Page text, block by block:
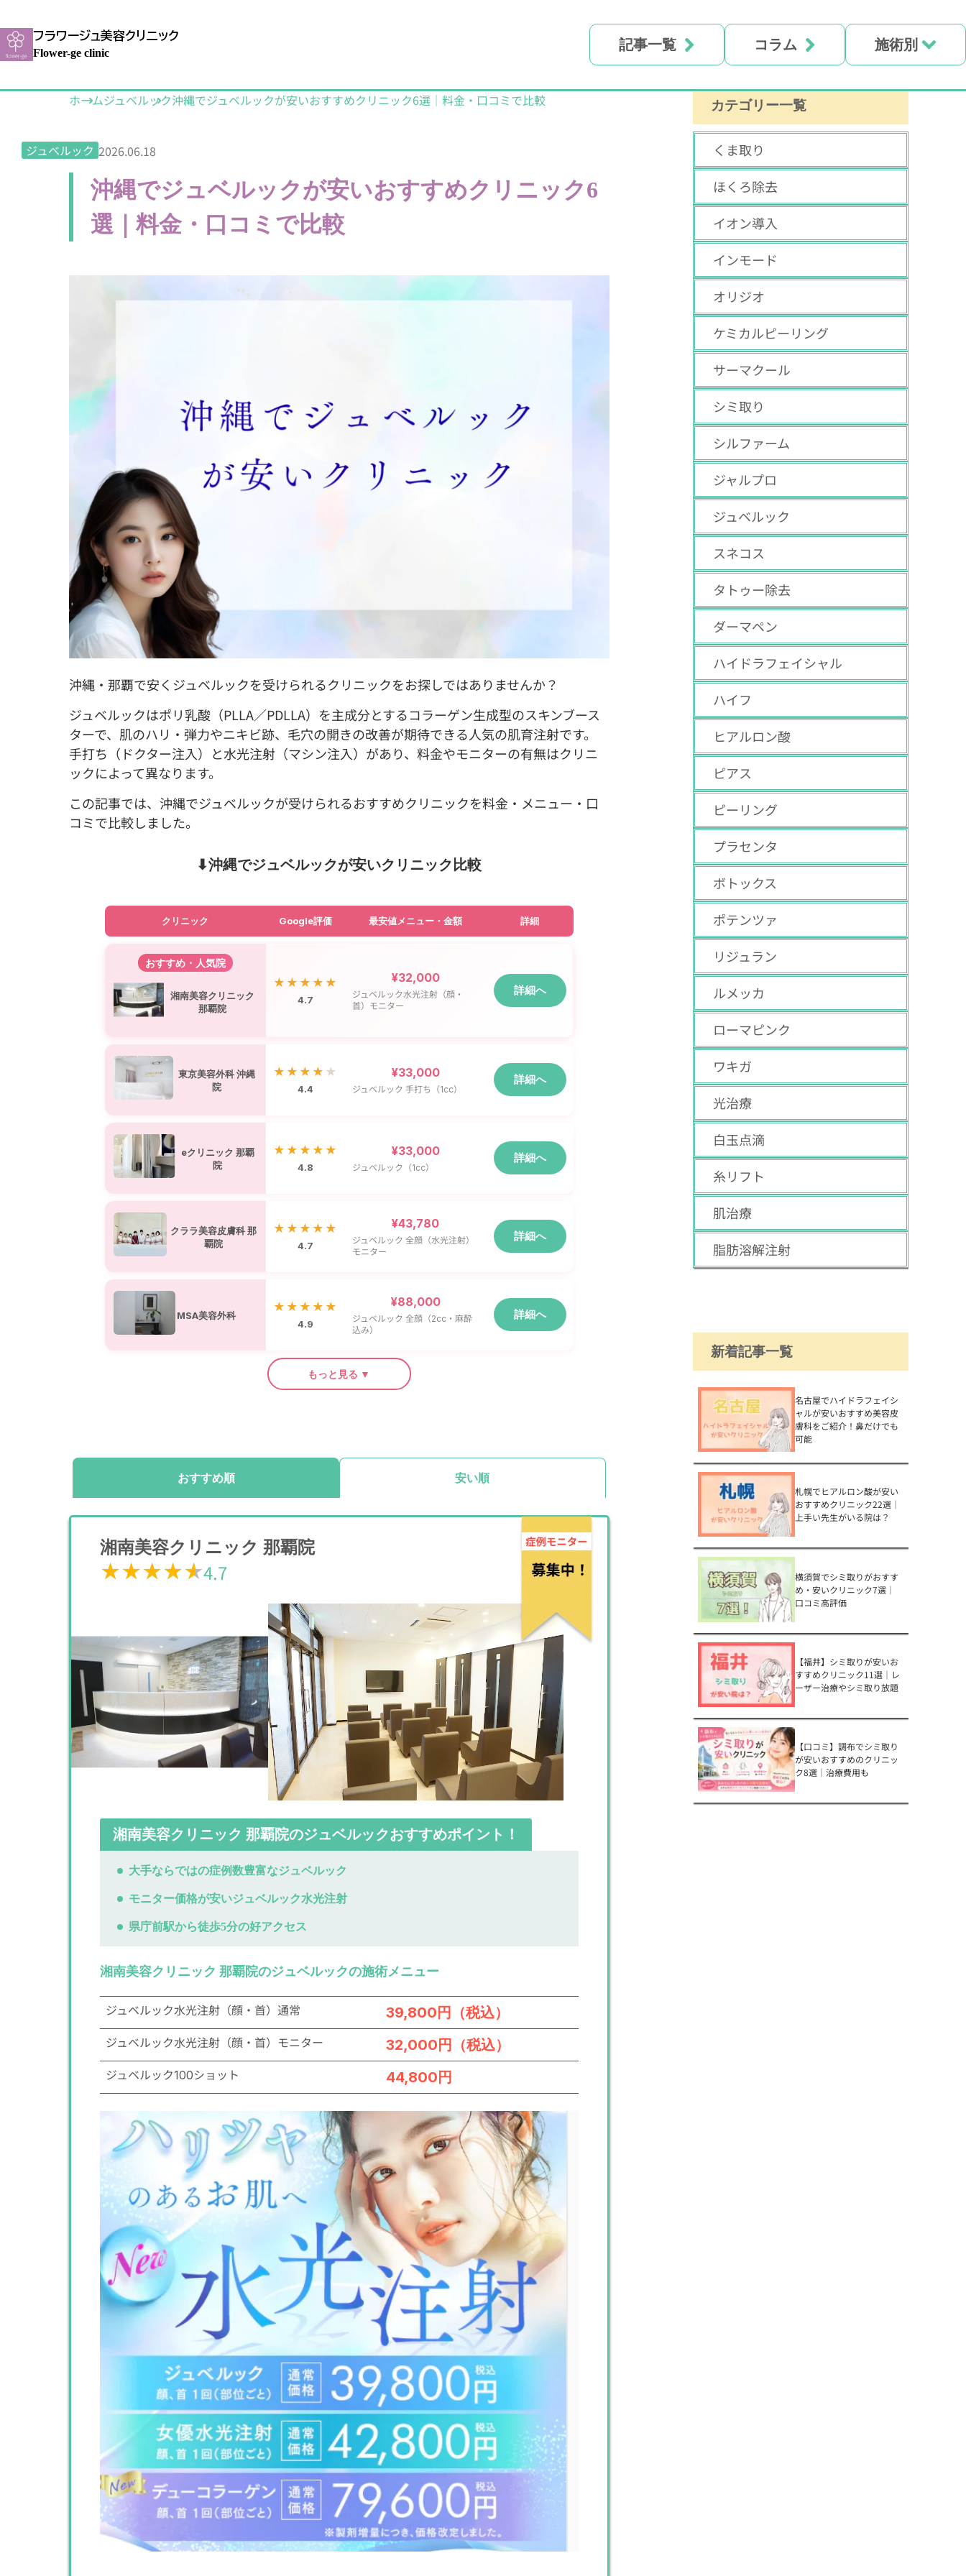
フラワージュ美容クリニック
Flower-ge clinic
記事一覧 コラム 施術別
ホームジュベルック沖縄でジュベルックが安いおすすめクリニック6選｜料金・口コミで比較
ジュベルック 2026.06.18
沖縄でジュベルックが安いおすすめクリニック6
選｜料金・口コミで比較
沖縄・那覇で安くジュベルックを受けられるクリニックをお探しではありませんか？
ジュベルックはポリ乳酸（PLLA／PDLLA）を主成分とするコラーゲン生成型のスキンブース
ターで、肌のハリ・弾力やニキビ跡、毛穴の開きの改善が期待できる人気の肌育注射です。
手打ち（ドクター注入）と水光注射（マシン注入）があり、料金やモニターの有無はクリニ
ックによって異なります。
この記事では、沖縄でジュベルックが受けられるおすすめクリニックを料金・メニュー・口
コミで比較しました。
⬇︎沖縄でジュベルックが安いクリニック比較
クリニック Google評価 最安値メニュー・金額 詳細
おすすめ・人気院
湘南美容クリニック
那覇院
★★★★★
4.7
¥32,000
ジュベルック水光注射（顔・
首）モニター
詳細へ
東京美容外科 沖縄
院
★★★★ ★
4.4
¥33,000
ジュベルック 手打ち（1cc）
詳細へ
eクリニック 那覇
院
★★★★★
4.8
¥33,000
ジュベルック（1cc）
詳細へ
クララ美容皮膚科 那
覇院
★★★★★
4.7
¥43,780
ジュベルック 全顔（水光注射）
モニター
詳細へ
MSA美容外科
★★★★★
4.9
¥88,000
ジュベルック 全顔（2cc・麻酔
込み）
詳細へ
もっと見る ▼
おすすめ順 安い順
湘南美容クリニック 那覇院
★★★★★
★★★★★4.7
湘南美容クリニック 那覇院のジュベルックおすすめポイント！
大手ならではの症例数豊富なジュベルック
モニター価格が安いジュベルック水光注射
県庁前駅から徒歩5分の好アクセス
湘南美容クリニック 那覇院のジュベルックの施術メニュー
ジュベルック水光注射（顔・首）通常 39,800円（税込）
ジュベルック水光注射（顔・首）モニター 32,000円（税込）
ジュベルック100ショット 44,800円
カテゴリー一覧
くま取り
ほくろ除去
イオン導入
インモード
オリジオ
ケミカルピーリング
サーマクール
シミ取り
シルファーム
ジャルプロ
ジュベルック
スネコス
タトゥー除去
ダーマペン
ハイドラフェイシャル
ハイフ
ヒアルロン酸
ピアス
ピーリング
プラセンタ
ボトックス
ポテンツァ
リジュラン
ルメッカ
ローマピンク
ワキガ
光治療
白玉点滴
糸リフト
肌治療
脂肪溶解注射
新着記事一覧
名古屋でハイドラフェイシ
ャルが安いおすすめ美容皮
膚科をご紹介！鼻だけでも
可能
札幌でヒアルロン酸が安い
おすすめクリニック22選｜
上手い先生がいる院は？
横須賀でシミ取りがおすす
め・安いクリニック7選｜
口コミ高評価
【福井】シミ取りが安いお
すすめクリニック11選｜レ
ーザー治療やシミ取り放題
【口コミ】調布でシミ取り
が安いおすすめのクリニッ
ク8選｜治療費用も